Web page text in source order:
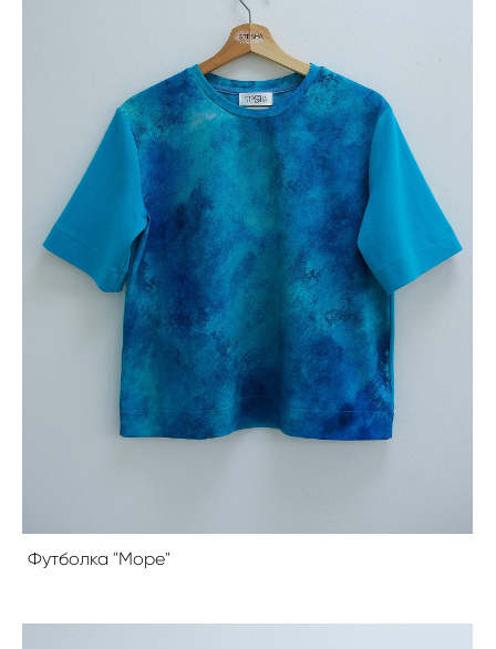
Футболка "Море"